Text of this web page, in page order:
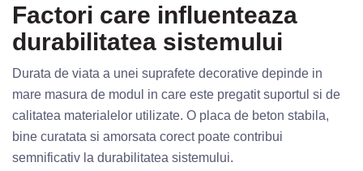
Factori care influenteaza
durabilitatea sistemului
Durata de viata a unei suprafete decorative depinde in
mare masura de modul in care este pregatit suportul si de
calitatea materialelor utilizate. O placa de beton stabila,
bine curatata si amorsata corect poate contribui
semnificativ la durabilitatea sistemului.